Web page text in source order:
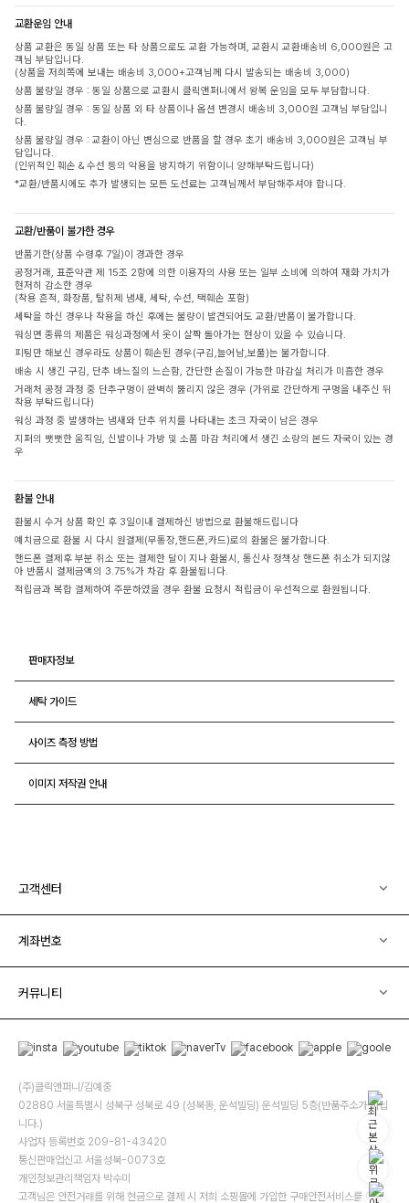
교환운임 안내
상품 교환은 동일 상품 또는 타 상품으로도 교환 가능하며, 교환시 교환배송비 6,000원은 고
객님 부담입니다.
(상품을 저희쪽에 보내는 배송비 3,000+고객님께 다시 발송되는 배송비 3,000)
상품 불량일 경우 : 동일 상품으로 교환시 클릭앤퍼니에서 왕복 운임을 모두 부담합니다.
상품 불량일 경우 : 동일 상품 외 타 상품이나 옵션 변경시 배송비 3,000원 고객님 부담입니
다.
상품 불량일 경우 : 교환이 아닌 변심으로 반품을 할 경우 초기 배송비 3,000원은 고객님 부
담입니다.
(인위적인 훼손 & 수선 등의 악용을 방지하기 위함이니 양해부탁드립니다)
*교환/반품시에도 추가 발생되는 모든 도선료는 고객님께서 부담해주셔야 합니다.
교환/반품이 불가한 경우
반품기한(상품 수령후 7일)이 경과한 경우
공정거래, 표준약관 제 15조 2항에 의한 이용자의 사용 또는 일부 소비에 의하여 재화 가치가
현저히 감소한 경우
(착용 흔적, 화장품, 탈취제 냄새, 세탁, 수선, 택훼손 포함)
세탁을 하신 경우나 착용을 하신 후에는 불량이 발견되어도 교환/반품이 불가합니다.
워싱면 종류의 제품은 워싱과정에서 옷이 살짝 돌아가는 현상이 있을 수 있습니다.
피팅만 해보신 경우라도 상품이 훼손된 경우(구김,늘어남,보풀)는 불가합니다.
배송 시 생긴 구김, 단추 바느질의 느슨함, 간단한 손질이 가능한 마감실 처리가 미흡한 경우
거래처 공정 과정 중 단추구멍이 완벽히 뚫리지 않은 경우 (가위로 간단하게 구멍을 내주신 뒤
착용 부탁드립니다)
워싱 과정 중 발생하는 냄새와 단추 위치를 나타내는 초크 자국이 남은 경우
지퍼의 뻣뻣한 움직임, 신발이나 가방 및 소품 마감 처리에서 생긴 소량의 본드 자국이 있는 경
우
환불 안내
환불시 수거 상품 확인 후 3일이내 결제하신 방법으로 환불해드립니다
예치금으로 환불 시 다시 원결제(무통장,핸드폰,카드)로의 환불은 불가합니다.
핸드폰 결제후 부분 취소 또는 결제한 달이 지나 환불시, 통신사 정책상 핸드폰 취소가 되지않
아 반품시 결제금액의 3.75%가 차감 후 환불됩니다.
적립금과 복합 결제하여 주문하였을 경우 환불 요청시 적립금이 우선적으로 환원됩니다.
판매자정보
세탁 가이드
사이즈 측정 방법
이미지 저작권 안내
고객센터
계좌번호
커뮤니티
(주)클릭앤퍼니/김예중
02880 서울특별시 성북구 성북로 49 (성북동, 운석빌딩) 운석빌딩 5층(반품주소가 아닙
니다.)
사업자 등록번호 209-81-43420
통신판매업신고 서울성북-0073호
개인정보관리책임자 박수미
고객님은 안전거래를 위해 현금으로 결제 시 저희 소핑몰에 가입한 구매안전서비스를 이용